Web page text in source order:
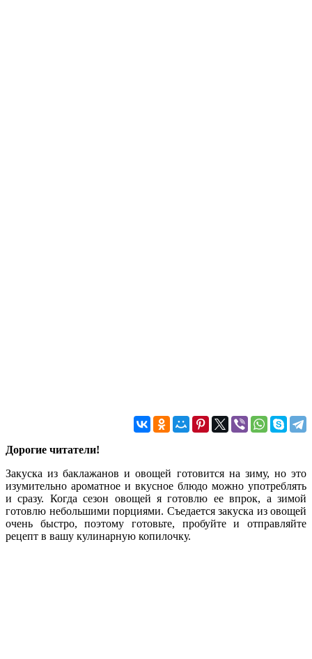
Дорогие читатели!
Закуска из баклажанов и овощей готовится на зиму, но это
изумительно ароматное и вкусное блюдо можно употреблять
и сразу. Когда сезон овощей я готовлю ее впрок, а зимой
готовлю небольшими порциями. Съедается закуска из овощей
очень быстро, поэтому готовьте, пробуйте и отправляйте
рецепт в вашу кулинарную копилочку.